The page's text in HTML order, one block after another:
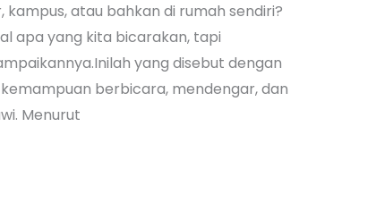
atau bahkan di rumah sendiri?
apa yang kita bicarakan, tapi
yang disebut dengan
berbicara, mendengar, dan
Menurut